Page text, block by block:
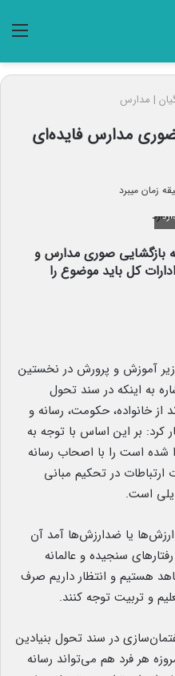
| مدارس
مدارس فایده‌ای
بازگشایی صوری مدارس و
کل باید موضوع را
آموزش و پرورش در نخستین
به اینکه در سند تحول
از خانواده، حکومت، رسانه و
کرد: بر این اساس با توجه به
شده است را با اصحاب رسانه
در تحکیم مبانی
است.
یا ضد‌ارزش‌ها آمد آن
سنجیده و عالمانه
هستیم و انتظار داریم صرف
و تربیت توجه کنند.
در سند تحول بنیادین
هر فرد هم می‌تواند رسانه